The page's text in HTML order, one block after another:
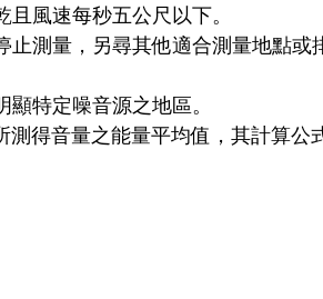
風速每秒五公尺以下。
測量，另尋其他適合測量地點或
特定噪音源之地區。
得音量之能量平均值，其計算公